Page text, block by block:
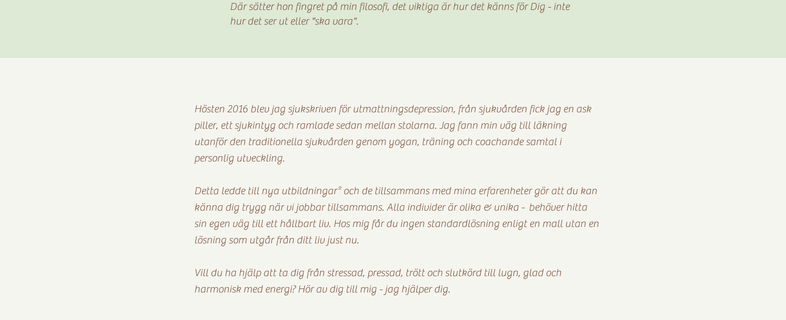
Där sätter hon fingret på min filosofi, det viktiga är hur det känns för Dig - inte
hur det ser ut eller "ska vara".
Hösten 2016 blev jag sjukskriven för utmattningsdepression, från sjukvården fick jag en ask
piller, ett sjukintyg och ramlade sedan mellan stolarna. Jag fann min väg till läkning
utanför den traditionella sjukvården genom yogan, träning och coachande samtal i
personlig utveckling.
Detta ledde till nya utbildningar* och de tillsammans med mina erfarenheter gör att du kan
känna dig trygg när vi jobbar tillsammans. Alla individer är olika & unika - behöver hitta
sin egen väg till ett hållbart liv. Hos mig får du ingen standardlösning enligt en mall utan en
lösning som utgår från ditt liv just nu.
Vill du ha hjälp att ta dig från stressad, pressad, trött och slutkörd till lugn, glad och
harmonisk med energi? Hör av dig till mig - jag hjälper dig.